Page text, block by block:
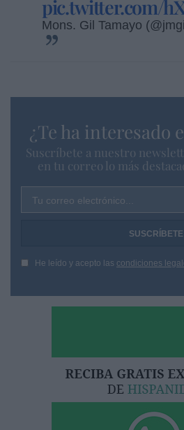
pic.twitter.com/
Mons. Gil Tamayo
¿Te ha interesado
Suscríbete a nuestro
en tu correo lo más
Tu correo electrónico...
He leído y acepto las condiciones